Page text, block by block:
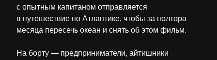
с опытным капитаном отправляется
в путешествие по Атлантике, чтобы за полтора
месяца пересечь океан и снять об этом фильм.
На борту — предприниматели, айтишники